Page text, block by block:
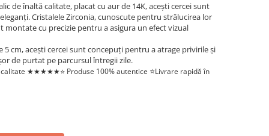
de înaltă calitate, placat cu aur de 14K, acești cercei sunt
Cristalele Zirconia, cunoscute pentru strălucirea lor
cu precizie pentru a asigura un efect vizual
cm, acești cercei sunt concepuți pentru a atrage privirile și
de purtat pe parcursul întregii zile.
calitate ★★★★★⭐️ Produse 100% autentice ⭐️Livrare rapidă în